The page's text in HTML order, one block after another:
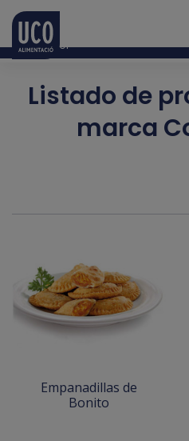
Para envío de pedidos fuera
Español
Listado de
marca
Empanadillas de
Bonito